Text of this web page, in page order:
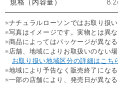
規格（内容量）
※ナチュラルローソンではお取り扱い
※写真はイメージです。実物とは異
※商品によってはパッケージが異な
※店舗、地域によりお取扱いのない場
お取り扱い地域区分の詳細はこち
※地域により予告なく販売終了にな
※一部の店舗により、発売日が異な